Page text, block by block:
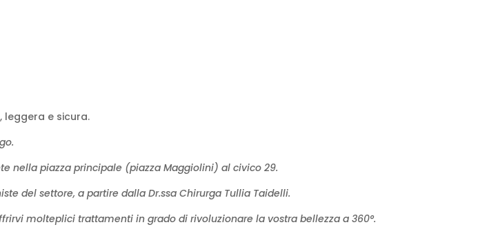
leggera e sicura.
nella piazza principale (piazza Maggiolini) al civico 29.
del settore, a partire dalla Dr.ssa Chirurga Tullia Taidelli.
molteplici trattamenti in grado di rivoluzionare la vostra bellezza a 360°.